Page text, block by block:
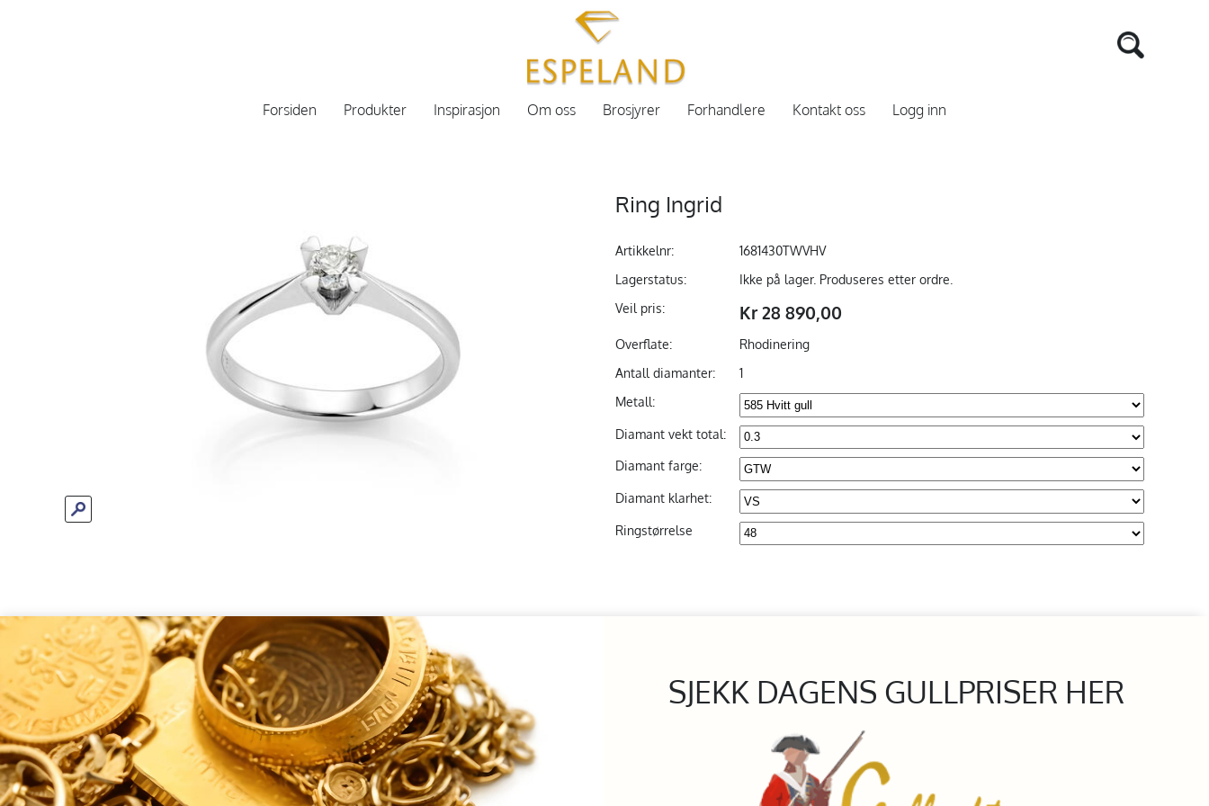
Forsiden Produkter Inspirasjon Om oss Brosjyrer Forhandlere Kontakt oss Logg inn
Ring Ingrid
Artikkelnr:
1681430TWVHV
Lagerstatus:
Ikke på lager. Produseres etter ordre.
Veil pris:
Kr 28 890,00
Overflate:
Rhodinering
Antall diamanter:
1
Metall:
Diamant vekt total:
Diamant farge:
Diamant klarhet:
Ringstørrelse
SJEKK DAGENS GULLPRISER HER